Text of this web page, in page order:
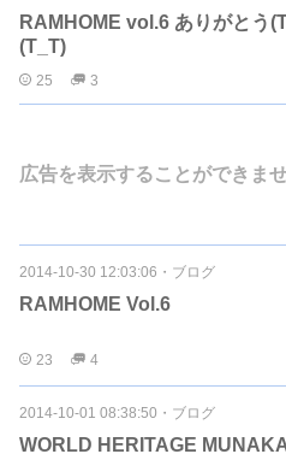
RAMHOME vol.6 ありがとう
(T_T)
25 3
広告を表示することができま
2014-10-30 12:03:06 ・ ブログ
RAMHOME Vol.6
23 4
2014-10-01 08:38:50 ・ ブログ
WORLD HERITAGE